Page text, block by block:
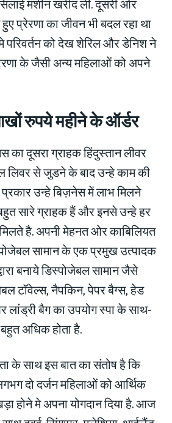
मशीन खरीद ली. दूसरी ओर
प्रेरणा का जीवन भी बदल रहा था
परिवर्तन को देख शेरिल और डेनिश ने
के जैसी अन्य महिलाओं को अपने
रुपये महीने के ऑर्डर
का दूसरा ग्राहक हिंदुस्तान लीवर
लिवर से जुडने के बाद उन्हे काम की
उन्हे बिज़नेस में लाभ मिलने
सारे ग्राहक हैं और इनसे उन्हे हर
है. अपनी मेहनत ओर काबिलियत
सामान के एक प्रमुख उत्पादक
बनाये डिस्पोजेबल सामान जैसे
टॉवेल्स, नैपकिन, पेपर बैग्स, हेड
लांड्री बैग का उपयोग स्पा के साथ-
बहुत अधिक होता है.
के साथ इस बात का संतोष है कि
दो दर्जन महिलाओं को आर्थिक
होने मे अपना योगदान दिया है. आज